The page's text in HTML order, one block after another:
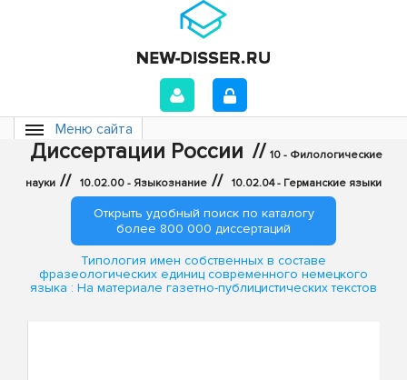
Меню сайта
Диссертации России // 10 - Филологические
науки // 10.02.00 - Языкознание // 10.02.04 - Германские языки
Открыть удобный поиск по каталогу
более 800 000 диссертаций
Типология имен собственных в составе
фразеологических единиц современного немецкого
языка : На материале газетно-публицистических текстов